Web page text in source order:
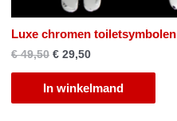
Luxe chromen toiletsymbolen
€49,50 € 29,50
In winkelmand